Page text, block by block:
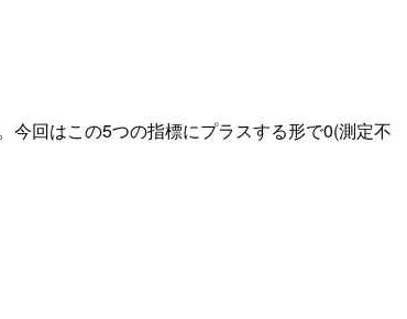
今回はこの5つの指標にプラスする形で0(測定不